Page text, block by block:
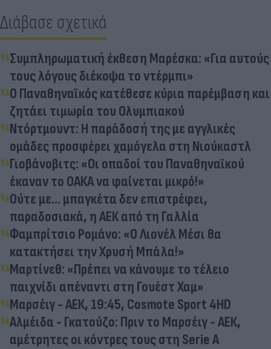
Διάβασε σχετικά
Συμπληρωματική έκθεση Μαρέσκα: «Για αυτούς
τους λόγους διέκοψα το ντέρμπι»
Ο Παναθηναϊκός κατέθεσε κύρια παρέμβαση και
ζητάει τιμωρία του Ολυμπιακού
Ντόρτμουντ: Η παράδοσή της με αγγλικές
ομάδες προσφέρει χαμόγελα στη Νιούκαστλ
Γιοβάνοβιτς: «Οι οπαδοί του Παναθηναϊκού
έκαναν το ΟΑΚΑ να φαίνεται μικρό!»
Ούτε με... μπαγκέτα δεν επιστρέφει,
παραδοσιακά, η ΑΕΚ από τη Γαλλία
Φαμπρίτσιο Ρομάνο: «Ο Λιονέλ Μέσι θα
κατακτήσει την Χρυσή Μπάλα!»
Μαρτίνεθ: «Πρέπει να κάνουμε το τέλειο
παιχνίδι απέναντι στη Γουέστ Χαμ»
Μαρσέιγ - ΑΕΚ, 19:45, Cosmote Sport 4HD
Αλμέιδα - Γκατούζο: Πριν το Μαρσέιγ - ΑΕΚ,
αμέτρητες οι κόντρες τους στη Serie A